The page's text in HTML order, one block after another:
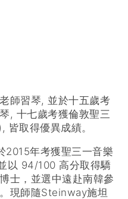
師習琴, 並於十五歲考
, 十七歲考獲倫敦聖三
皆取得優異成績。
2015年考獲聖三一音樂
以 94/100 高分取得驕
士，並選中遠赴南韓參
現師隨Steinway施坦